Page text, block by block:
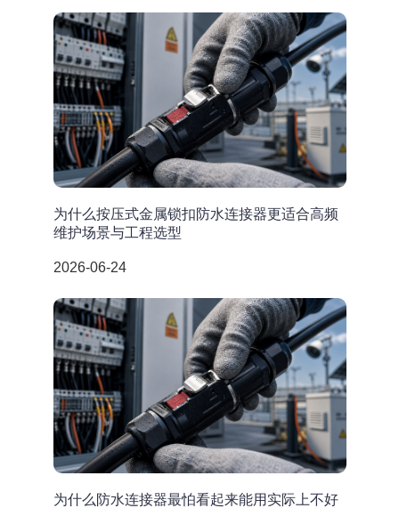
为什么按压式金属锁扣防水连接器更适合高频
维护场景与工程选型
2026-06-24
为什么防水连接器最怕看起来能用实际上不好